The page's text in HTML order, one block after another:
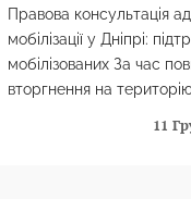
Правова консультація
мобілізації у Дніпрі:
мобілізованих За час
вторгнення на
аби кожен призовник та
11